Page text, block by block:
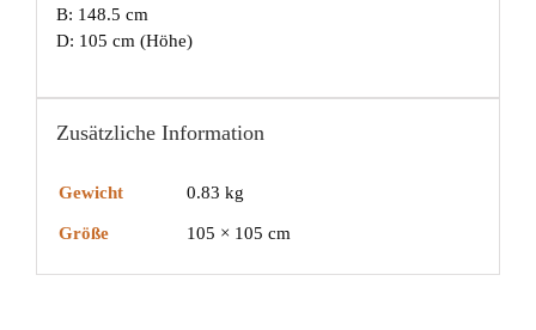
B: 148.5 cm
D: 105 cm (Höhe)
Zusätzliche Information
Gewicht 0.83 kg
Größe 105 × 105 cm